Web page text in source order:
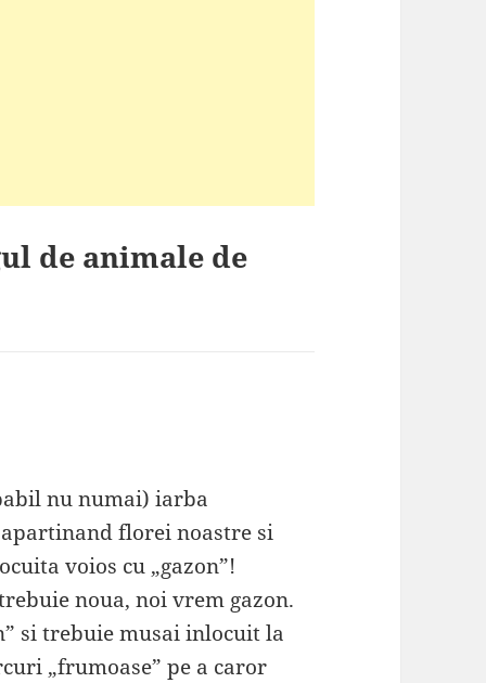
de animale de
nu numai) iarba
florei noastre si
voios cu „gazon”!
noua, noi vrem gazon.
si trebuie musai inlocuit la
„frumoase” pe a caror